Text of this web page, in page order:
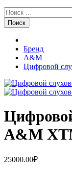
Поиск
Бренд
A&M
Цифровой
A&M
25000.00₽